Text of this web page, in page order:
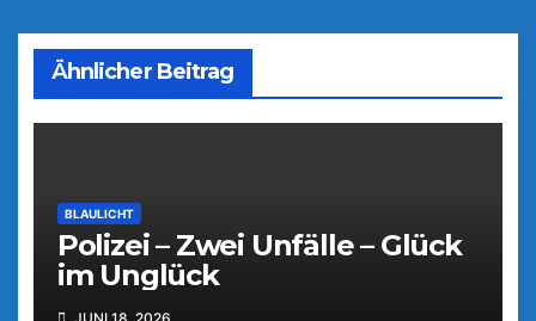
Ähnlicher Beitrag
BLAULICHT
Polizei – Zwei Unfälle – Glück
im Unglück